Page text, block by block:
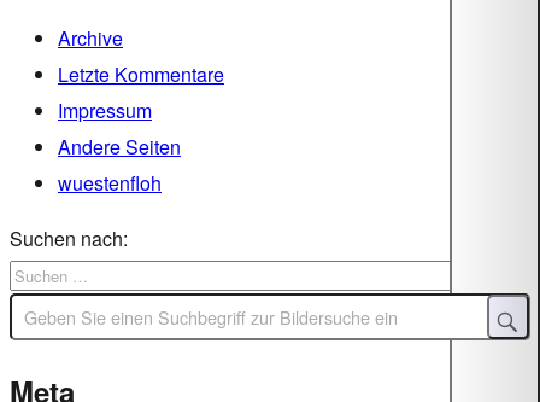
Archive
Letzte Kommentare
Impressum
Andere Seiten
wuestenfloh
Suchen nach:
Meta